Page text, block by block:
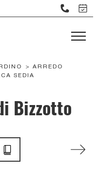
> ARREDO
SEDIA
Bizzotto